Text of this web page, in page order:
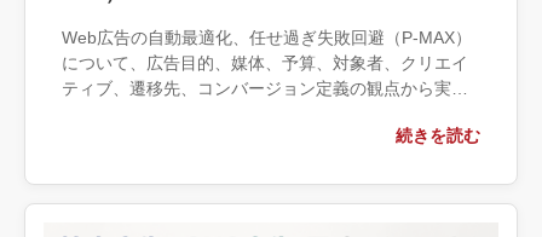
Web広告の自動最適化、任せ過ぎ失敗回避（P-MAX）
について、広告目的、媒体、予算、対象者、クリエイ
ティブ、遷移先、コンバージョン定義の観点から実務
外部へ相談する条件、相談前に用意する情報、依頼後
続きを読む